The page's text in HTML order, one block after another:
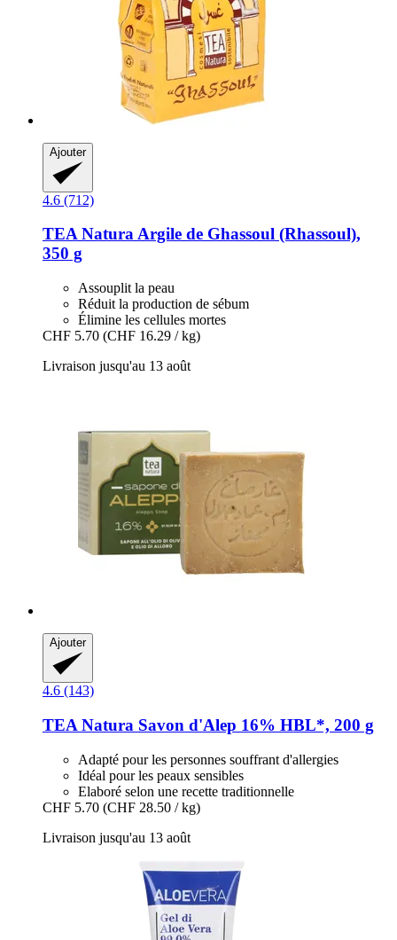
Ajouter
4.6 (712)
TEA NaturaArgile de Ghassoul (Rhassoul),
350 g
Assouplit la peau
Réduit la production de sébum
Élimine les cellules mortes
CHF 5.70 (CHF 16.29 / kg)
Livraison jusqu'au 13 août
Ajouter
4.6 (143)
TEA Natura Savon d'Alep 16% HBL*, 200 g
Adapté pour les personnes souffrant d'allergies
Idéal pour les peaux sensibles
Elaboré selon une recette traditionnelle
CHF 5.70 (CHF 28.50 / kg)
Livraison jusqu'au 13 août